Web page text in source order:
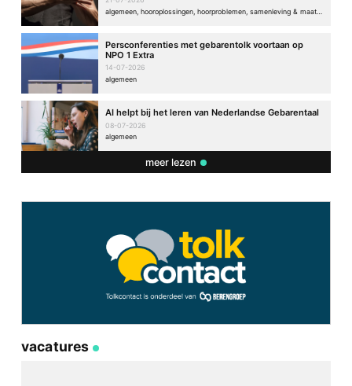
Persconferenties met gebarentolk voortaan op
NPO 1 Extra
14-07-2026
algemeen
AI helpt bij het leren van Nederlandse Gebarentaal
08-07-2026
algemeen
meer lezen
vacatures